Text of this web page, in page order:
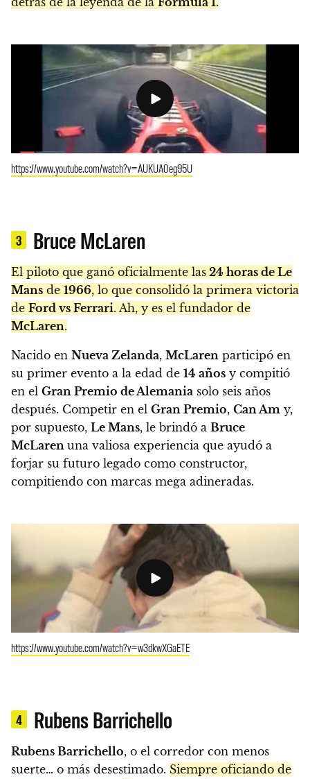
https://www.youtube.com/watch?v=AUKUA0eg95U
3 Bruce McLaren
El piloto que ganó oficialmente las 24 horas de Le
Mans de 1966, lo que consolidó la primera victoria
de Ford vs Ferrari. Ah, y es el fundador de
McLaren.
Nacido en Nueva Zelanda, McLaren participó en
su primer evento a la edad de 14 años y compitió
en el Gran Premio de Alemania solo seis años
después. Competir en el Gran Premio, Can Am y,
por supuesto, Le Mans, le brindó a Bruce
McLaren una valiosa experiencia que ayudó a
forjar su futuro legado como constructor,
compitiendo con marcas mega adineradas.
https://www.youtube.com/watch?v=w3dkwXGaETE
4 Rubens Barrichello
Rubens Barrichello, o el corredor con menos
suerte… o más desestimado. Siempre oficiando de